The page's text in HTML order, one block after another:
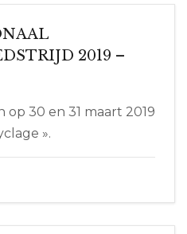
2019 –
op 30 en 31 maart 2019
».